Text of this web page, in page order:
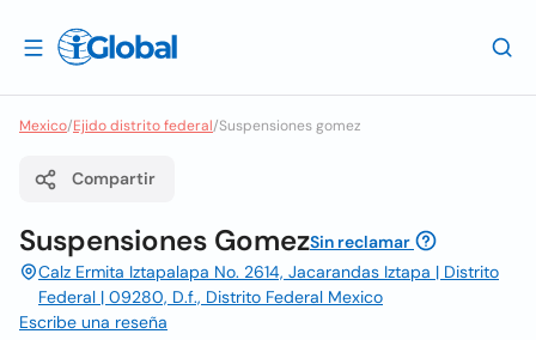
Mexico/Ejido distrito federal/Suspensiones gomez
Compartir
Suspensiones GomezSin reclamar
Calz Ermita Iztapalapa No. 2614, Jacarandas Iztapa | Distrito
Federal | 09280, D.f., Distrito Federal Mexico
Escribe una reseña